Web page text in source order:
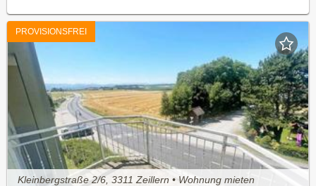
PROVISIONSFREI
Kleinbergstraße 2/6, 3311 Zeillern • Wohnung mieten